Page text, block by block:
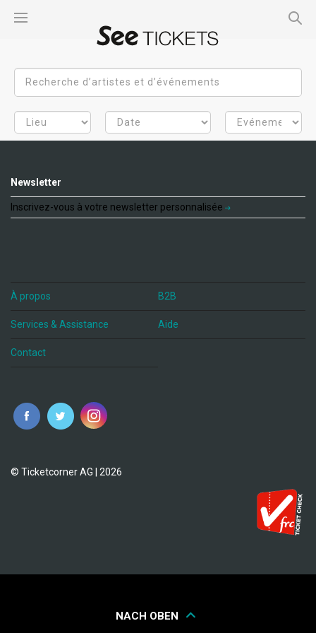
Newsletter
Inscrivez-vous à votre newsletter personnalisée
À propos B2B
Services & Assistance Aide
Contact
fr
© Ticketcorner AG | 2026
NACH OBEN